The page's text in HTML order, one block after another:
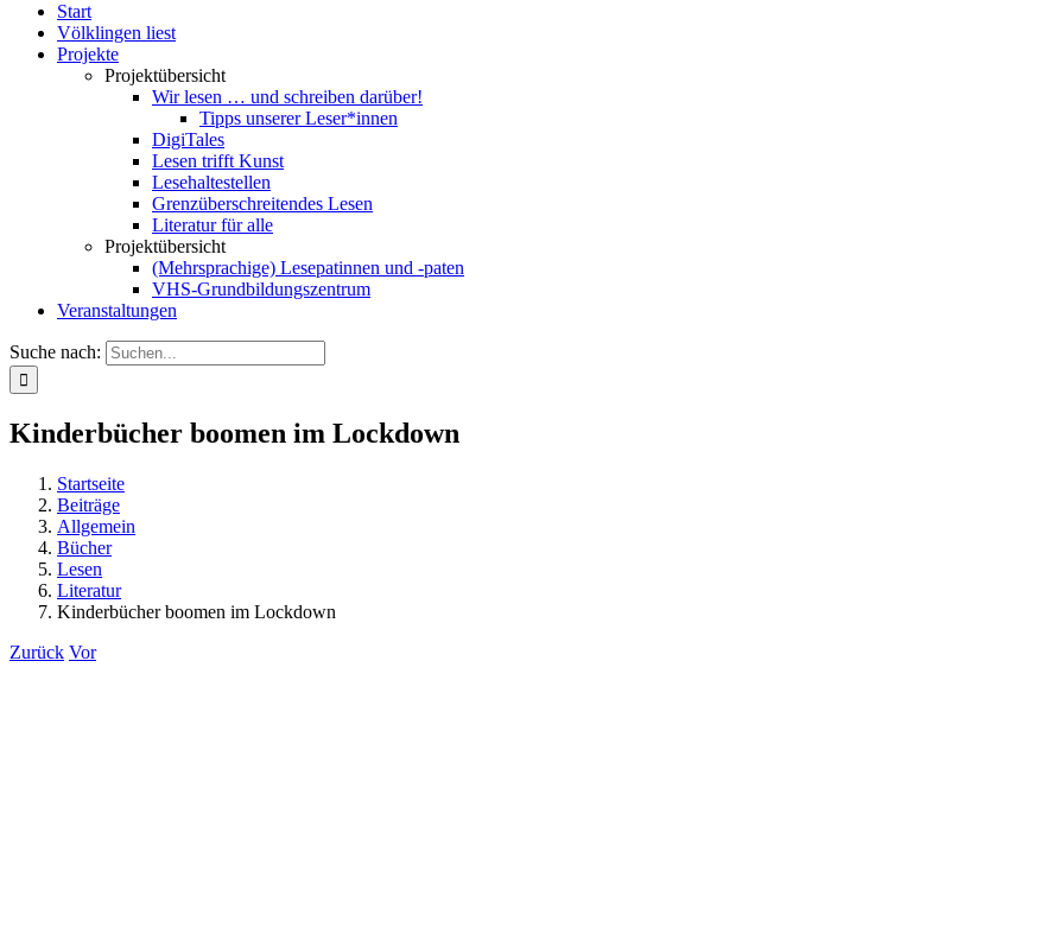
Start
Völklingen liest
Projekte
Projektübersicht
Wir lesen … und schreiben darüber!
Tipps unserer Leser*innen
DigiTales
Lesen trifft Kunst
Lesehaltestellen
Grenzüberschreitendes Lesen
Literatur für alle
Projektübersicht
(Mehrsprachige) Lesepatinnen und -paten
VHS-Grundbildungszentrum
Veranstaltungen
Suche nach:
Kinderbücher boomen im Lockdown
Startseite
Beiträge
Allgemein
Bücher
Lesen
Literatur
Kinderbücher boomen im Lockdown
Zurück Vor